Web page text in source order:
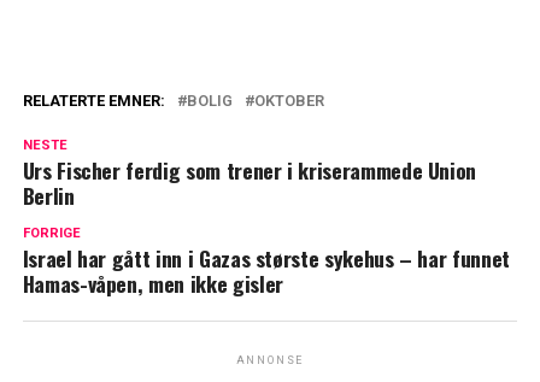
RELATERTE EMNER: BOLIG OKTOBER
NESTE
Urs Fischer ferdig som trener i kriserammede Union
Berlin
FORRIGE
Israel har gått inn i Gazas største sykehus – har funnet
Hamas-våpen, men ikke gisler
ANNONSE